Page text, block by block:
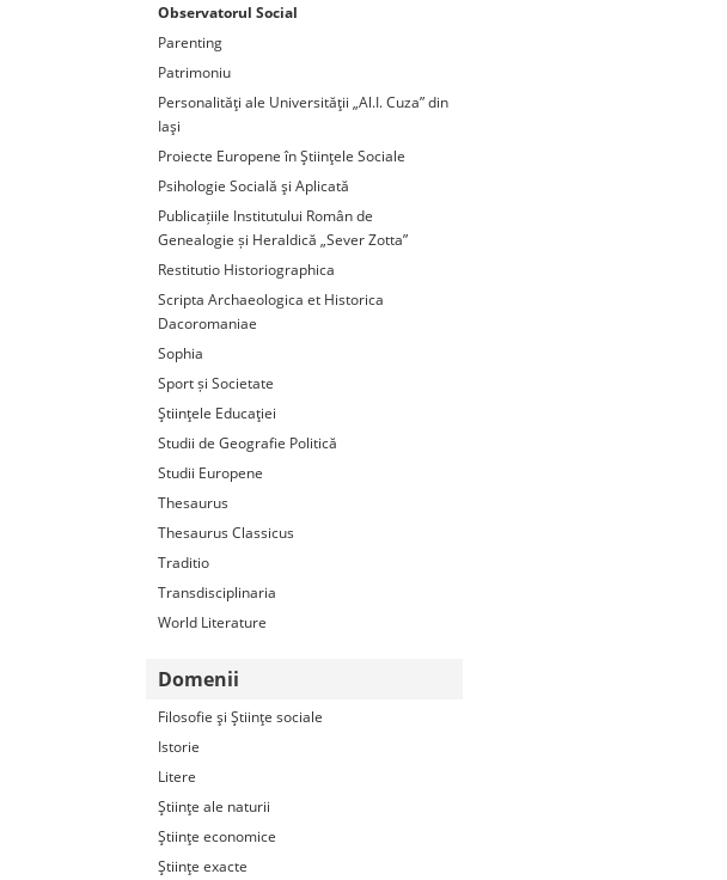
Observatorul Social
Parenting
Patrimoniu
Personalităţi ale Universităţii „Al.I. Cuza” din
Iaşi
Proiecte Europene în Ştiinţele Sociale
Psihologie Socială şi Aplicată
Publicațiile Institutului Român de
Genealogie și Heraldică „Sever Zotta”
Restitutio Historiographica
Scripta Archaeologica et Historica
Dacoromaniae
Sophia
Sport și Societate
Ştiinţele Educaţiei
Studii de Geografie Politică
Studii Europene
Thesaurus
Thesaurus Classicus
Traditio
Transdisciplinaria
World Literature
Domenii
Filosofie şi Ştiinţe sociale
Istorie
Litere
Ştiinţe ale naturii
Ştiinţe economice
Ştiinţe exacte